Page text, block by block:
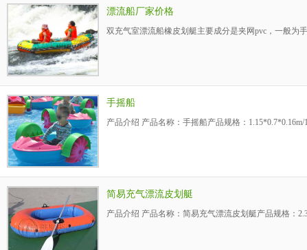
漂流船厂家价格
双充气室漂流船橡皮划艇主要成分是夹网pvc，一般为
手摇船
产品介绍 产品名称：手摇船产品规格：
简易充气漂流皮划艇
产品介绍 产品名称：简易充气漂流皮划艇产品规格：